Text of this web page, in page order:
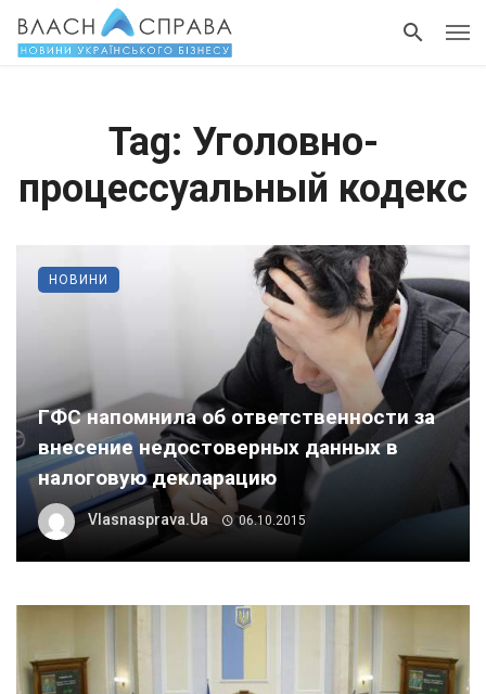
Tag: Уголовно-
процессуальный кодекс
ГФС напомнила об ответственности за
внесение недостоверных данных в
налоговую декларацию
Vlasnasprava.ua 06.10.2015
НОВИНИ